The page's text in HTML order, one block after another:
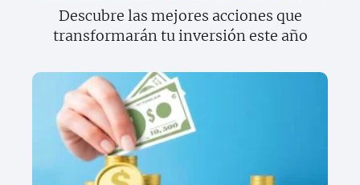
Descubre las mejores acciones que
transformarán tu inversión este año